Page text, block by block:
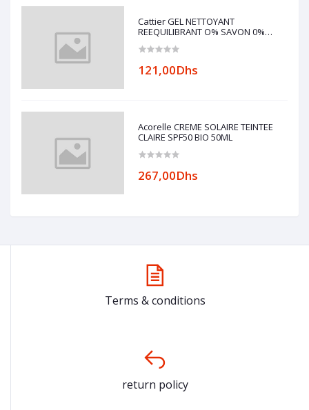
Cattier GEL NETTOYANT
REEQUILIBRANT O% SAVON 0%
121,00Dhs
Acorelle CREME SOLAIRE TEINTEE
CLAIRE SPF50 BIO 50ML
267,00Dhs
Terms & conditions
return policy